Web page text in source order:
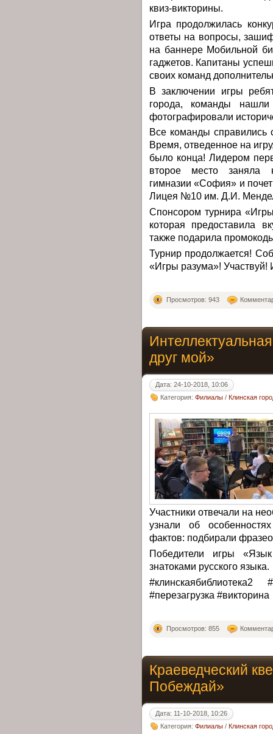
квиз-викторины.
Игра продолжилась
ответы на вопросы,
на баннере Мобильной
гаджетов. Капитаны
своих команд
В заключении игры
города, команды
фотографировали
Все команды справились
Время, отведенное на
было конца! Лидером
второе место заняла
гимназии «София» и
Лицея №10 им. Д.И.
Спонсором турнира
которая предоставила
также подарила
Турнир продолжается!
«Игры разума»!
Просмотров: 943
друг мой»
Дата: 24-10-2018, 10:06
Категория: Филиалы / Клинская
Участники отвечали на
узнали об
фактов: подбирали
Победители игры
знатоками русского языка.
#клинскаябиблиотека2
#перезагрузка #викторина
Просмотров: 855
Краеведческий
Побеждай»
Дата: 11-10-2018, 10:26
Категория: Филиалы / Клинская